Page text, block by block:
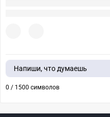
Напиши, что думаешь
0 / 1500 символов